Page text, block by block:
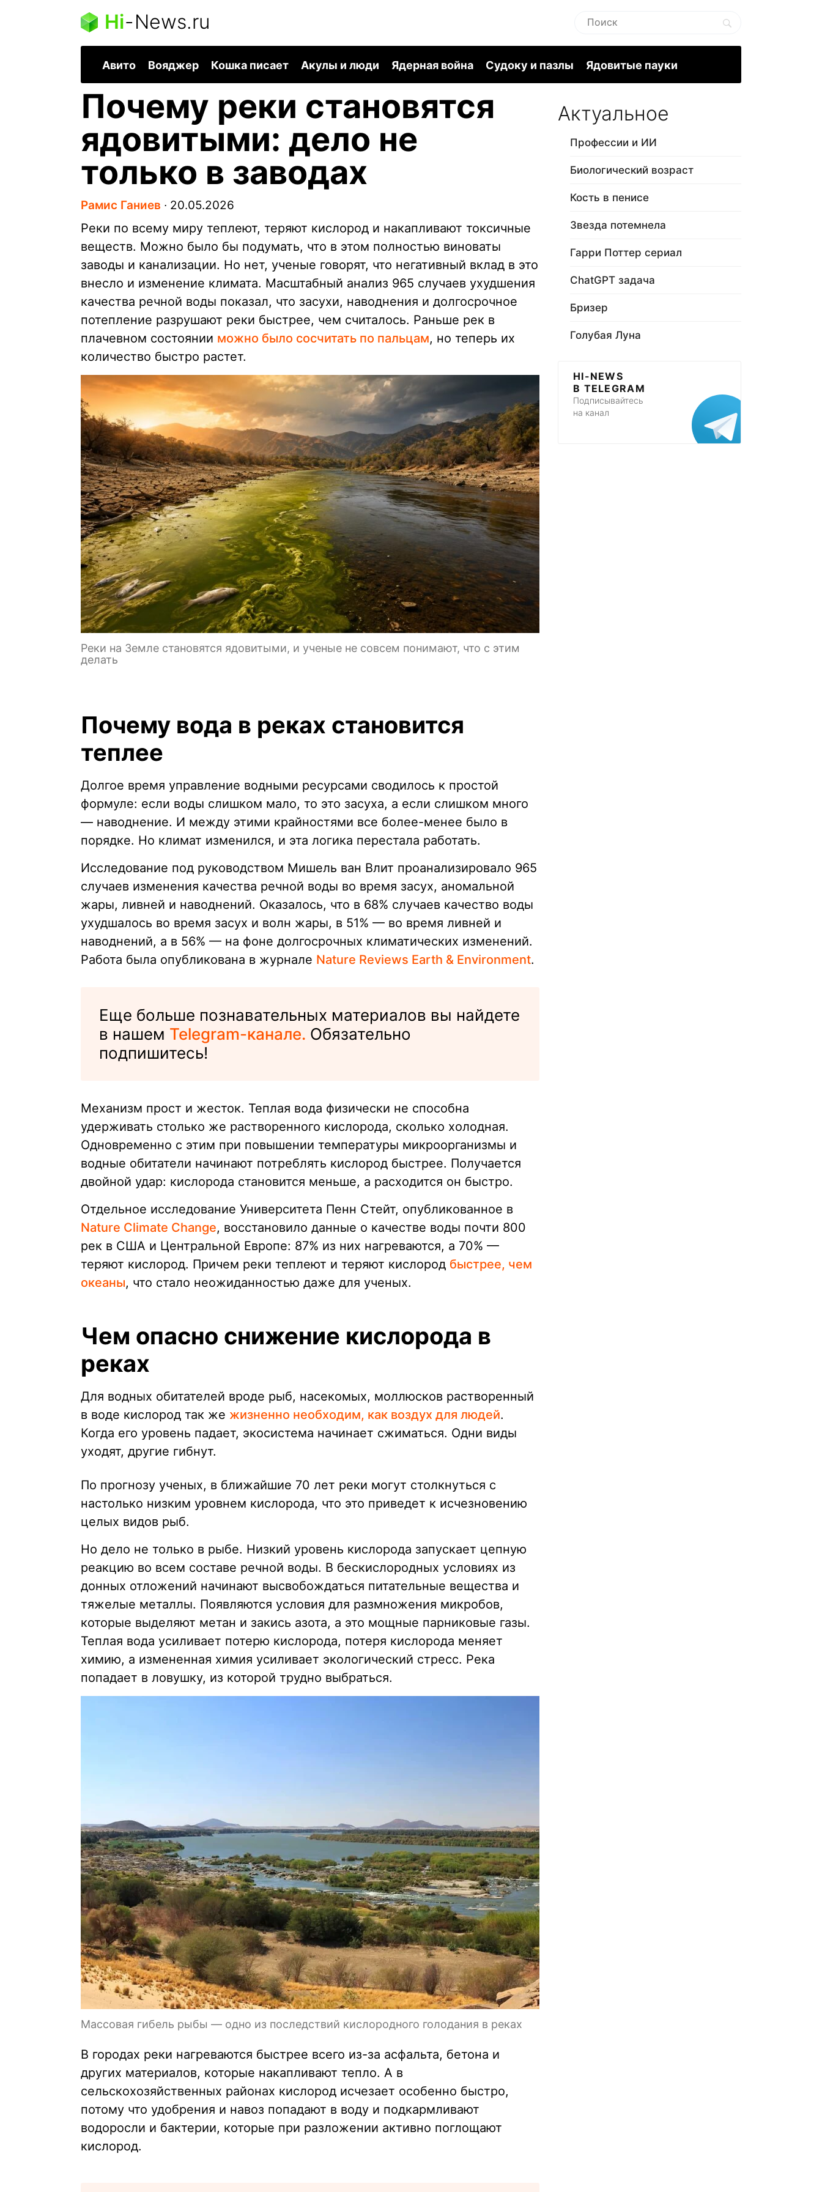
Hi-News.ru
Авито Вояджер Кошка писает Акулы и люди Ядерная война Судоку и пазлы Ядовитые пауки
Почему реки становятся
ядовитыми: дело не
только в заводах
Рамис Ганиев ∙ 20.05.2026
Реки по всему миру теплеют, теряют кислород и накапливают токсичные
веществ. Можно было бы подумать, что в этом полностью виноваты
заводы и канализации. Но нет, ученые говорят, что негативный вклад в это
внесло и изменение климата. Масштабный анализ 965 случаев ухудшения
качества речной воды показал, что засухи, наводнения и долгосрочное
потепление разрушают реки быстрее, чем считалось. Раньше рек в
плачевном состоянии можно было сосчитать по пальцам, но теперь их
количество быстро растет.
Реки на Земле становятся ядовитыми, и ученые не совсем понимают, что с этим
делать
Почему вода в реках становится
теплее
Долгое время управление водными ресурсами сводилось к простой
формуле: если воды слишком мало, то это засуха, а если слишком много
— наводнение. И между этими крайностями все более-менее было в
порядке. Но климат изменился, и эта логика перестала работать.
Исследование под руководством Мишель ван Влит проанализировало 965
случаев изменения качества речной воды во время засух, аномальной
жары, ливней и наводнений. Оказалось, что в 68% случаев качество воды
ухудшалось во время засух и волн жары, в 51% — во время ливней и
наводнений, а в 56% — на фоне долгосрочных климатических изменений.
Работа была опубликована в журнале Nature Reviews Earth & Environment.
Еще больше познавательных материалов вы найдете
в нашем Telegram-канале. Обязательно
подпишитесь!
Механизм прост и жесток. Теплая вода физически не способна
удерживать столько же растворенного кислорода, сколько холодная.
Одновременно с этим при повышении температуры микроорганизмы и
водные обитатели начинают потреблять кислород быстрее. Получается
двойной удар: кислорода становится меньше, а расходится он быстро.
Отдельное исследование Университета Пенн Стейт, опубликованное в
Nature Climate Change, восстановило данные о качестве воды почти 800
рек в США и Центральной Европе: 87% из них нагреваются, а 70% —
теряют кислород. Причем реки теплеют и теряют кислород быстрее, чем
океаны, что стало неожиданностью даже для ученых.
Чем опасно снижение кислорода в
реках
Для водных обитателей вроде рыб, насекомых, моллюсков растворенный
в воде кислород так же жизненно необходим, как воздух для людей.
Когда его уровень падает, экосистема начинает сжиматься. Одни виды
уходят, другие гибнут.
По прогнозу ученых, в ближайшие 70 лет реки могут столкнуться с
настолько низким уровнем кислорода, что это приведет к исчезновению
целых видов рыб.
Но дело не только в рыбе. Низкий уровень кислорода запускает цепную
реакцию во всем составе речной воды. В бескислородных условиях из
донных отложений начинают высвобождаться питательные вещества и
тяжелые металлы. Появляются условия для размножения микробов,
которые выделяют метан и закись азота, а это мощные парниковые газы.
Теплая вода усиливает потерю кислорода, потеря кислорода меняет
химию, а измененная химия усиливает экологический стресс. Река
попадает в ловушку, из которой трудно выбраться.
Массовая гибель рыбы — одно из последствий кислородного голодания в реках
В городах реки нагреваются быстрее всего из-за асфальта, бетона и
других материалов, которые накапливают тепло. А в
сельскохозяйственных районах кислород исчезает особенно быстро,
потому что удобрения и навоз попадают в воду и подкармливают
водоросли и бактерии, которые при разложении активно поглощают
кислород.
Актуальное
Профессии и ИИ
Биологический возраст
Кость в пенисе
Звезда потемнела
Гарри Поттер сериал
ChatGPT задача
Бризер
Голубая Луна
HI-NEWS
В TELEGRAM
Подписывайтесь
на канал